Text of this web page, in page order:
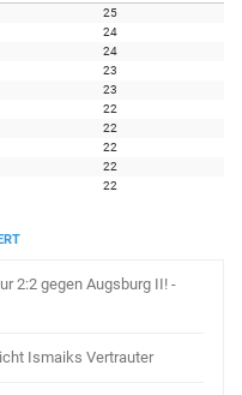
25
24
24
23
23
22
22
22
22
22
2:2 gegen Augsburg II! -
Ismaiks Vertrauter